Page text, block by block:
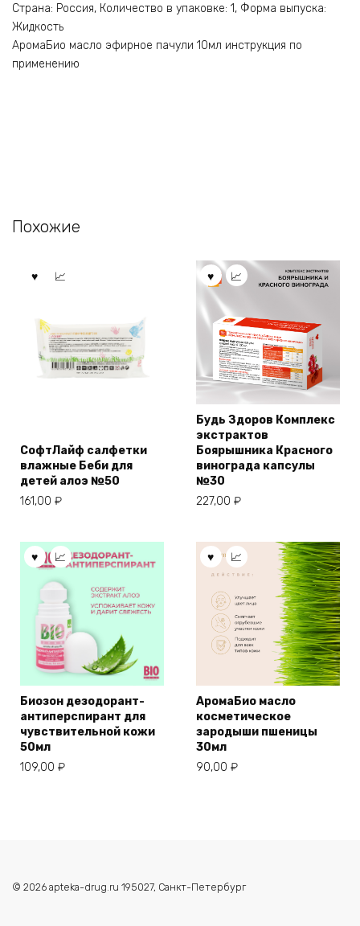
Страна: Россия, Количество в упаковке: 1, Форма выпуска:
Жидкость
АромаБио масло эфирное пачули 10мл инструкция по
применению
Похожие
СофтЛайф салфетки
влажные Беби для
детей алоэ №50
161,00 ₽
Будь Здоров Комплекс
экстрактов
Боярышника Красного
винограда капсулы
№30
227,00 ₽
Биозон дезодорант-
антиперспирант для
чувствительной кожи
50мл
109,00 ₽
АромаБио масло
косметическое
зародыши пшеницы
30мл
90,00 ₽
© 2026 apteka-drug.ru 195027, Санкт-Петербург